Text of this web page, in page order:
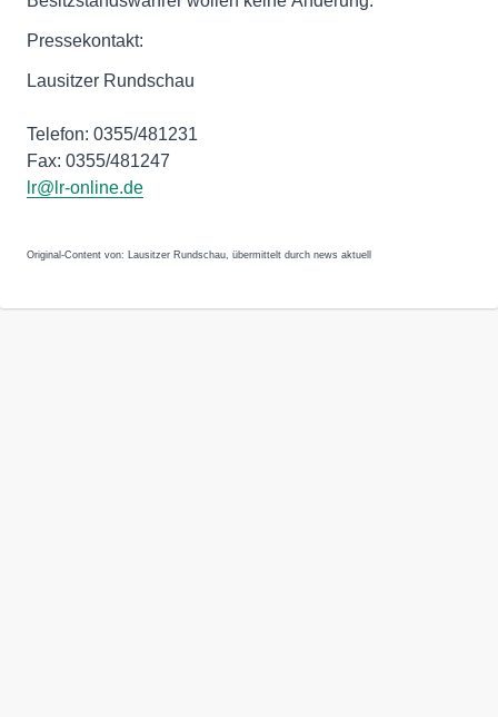
Pressekontakt:
Lausitzer Rundschau
Telefon: 0355/481231
Fax: 0355/481247
lr@lr-online.de
Original-Content von: Lausitzer Rundschau, übermittelt durch news aktuell